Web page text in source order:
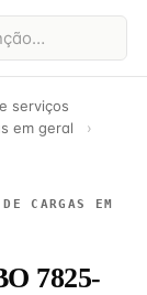
serviços
em geral
›
CARGAS EM
7825-